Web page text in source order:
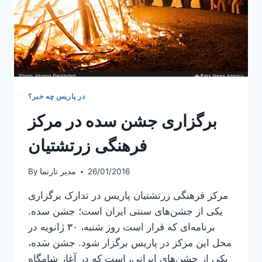
در پاریس چه خبر؟
برگزاری جشن سده در مرکز
فرهنگی زرتشتیان
By مدیر تارنما 26/01/2016
مرکز فرهنگی زرتشتیان پاریس در تدارک برگزاری
یکی از جشن‌های سنتی ایران است؛ جشن سده.
برنامه‌ای که قرار است روز شنبه، ۳۰ ژانویه در
محل این مرکز در پاریس برگزار شود. جشن سَده،
یکی از جشن‌های ایرانی، است که در آغاز شامگاه